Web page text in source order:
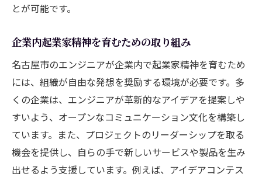
とが可能です。
企業内起業家精神を育むための取り組み
名古屋市のエンジニアが企業内で起業家精神を育むため
には、組織が自由な発想を奨励する環境が必要です。多
くの企業は、エンジニアが革新的なアイデアを提案しや
すいよう、オープンなコミュニケーション文化を構築し
ています。また、プロジェクトのリーダーシップを取る
機会を提供し、自らの手で新しいサービスや製品を生み
出せるよう支援しています。例えば、アイデアコンテス